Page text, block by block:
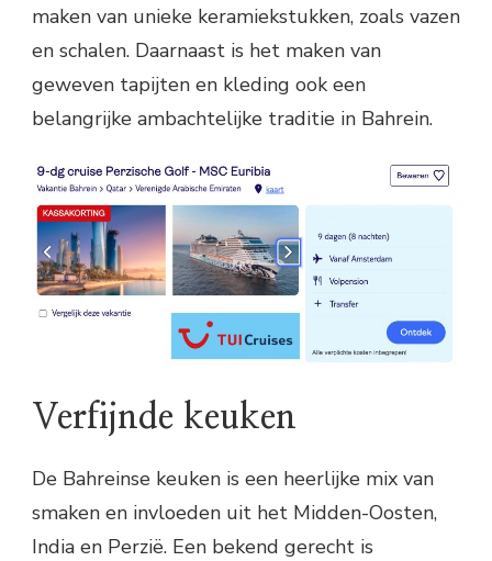
maken van unieke keramiekstukken, zoals vazen
en schalen. Daarnaast is het maken van
geweven tapijten en kleding ook een
belangrijke ambachtelijke traditie in Bahrein.
Verfijnde keuken
De Bahreinse keuken is een heerlijke mix van
smaken en invloeden uit het Midden-Oosten,
India en Perzië. Een bekend gerecht is